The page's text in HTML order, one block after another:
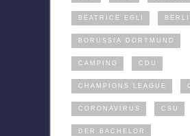
BEATRICE EGLI
BORUSSIA DORTMUND
CAMPING CDU
CHAMPIONS LEAGUE
CORONAVIRUS CSU
DER BACHELOR